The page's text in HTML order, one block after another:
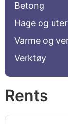
Betong
Hage og
Varme og
Verktøy
Rents